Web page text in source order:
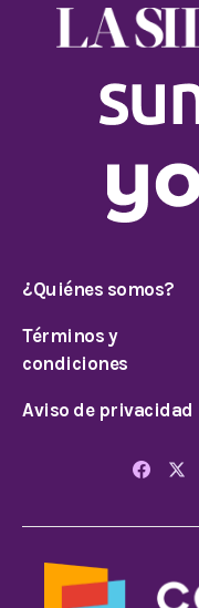
¿Quiénes somos?
Términos y
condiciones
Aviso de privacidad